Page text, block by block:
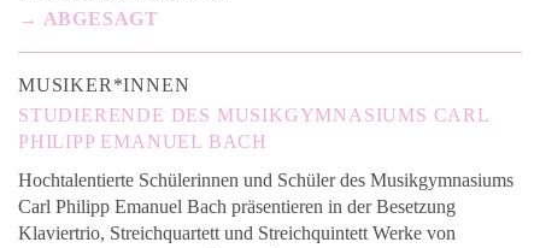
→ ABGESAGT
MUSIKER*INNEN
STUDIERENDE DES MUSIKGYMNASIUMS CARL
PHILIPP EMANUEL BACH
Hochtalentierte Schülerinnen und Schüler des Musikgymnasiums
Carl Philipp Emanuel Bach präsentieren in der Besetzung
Klaviertrio, Streichquartett und Streichquintett Werke von